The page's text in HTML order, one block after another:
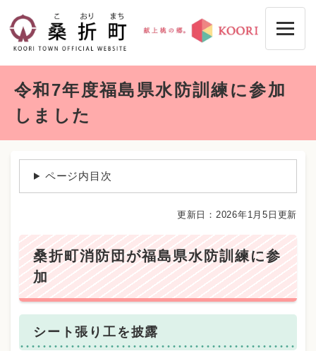
先
令和7年度福島県水防訓練に参加
しました
ページ内目次
更新日：2026年1月5日更新
桑折町消防団が福島県水防訓練に参
加
シート張り工を披露